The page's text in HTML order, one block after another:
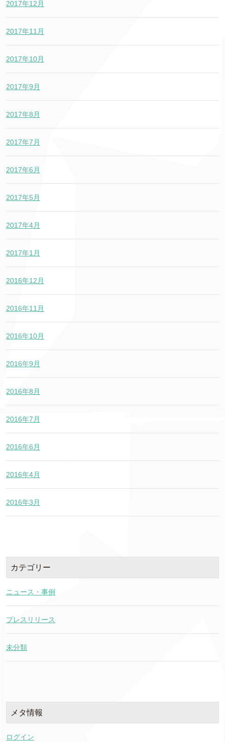
2017年12月
2017年11月
2017年10月
2017年9月
2017年8月
2017年7月
2017年6月
2017年5月
2017年4月
2017年1月
2016年12月
2016年11月
2016年10月
2016年9月
2016年8月
2016年7月
2016年6月
2016年4月
2016年3月
カテゴリー
ニュース・事例
プレスリリース
未分類
メタ情報
ログイン